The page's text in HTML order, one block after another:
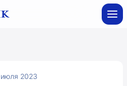
2023